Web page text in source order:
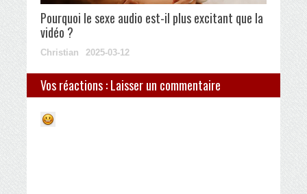
Pourquoi le sexe audio est-il plus excitant que la
vidéo ?
Christian 2025-03-12
Vos réactions : Laisser un commentaire